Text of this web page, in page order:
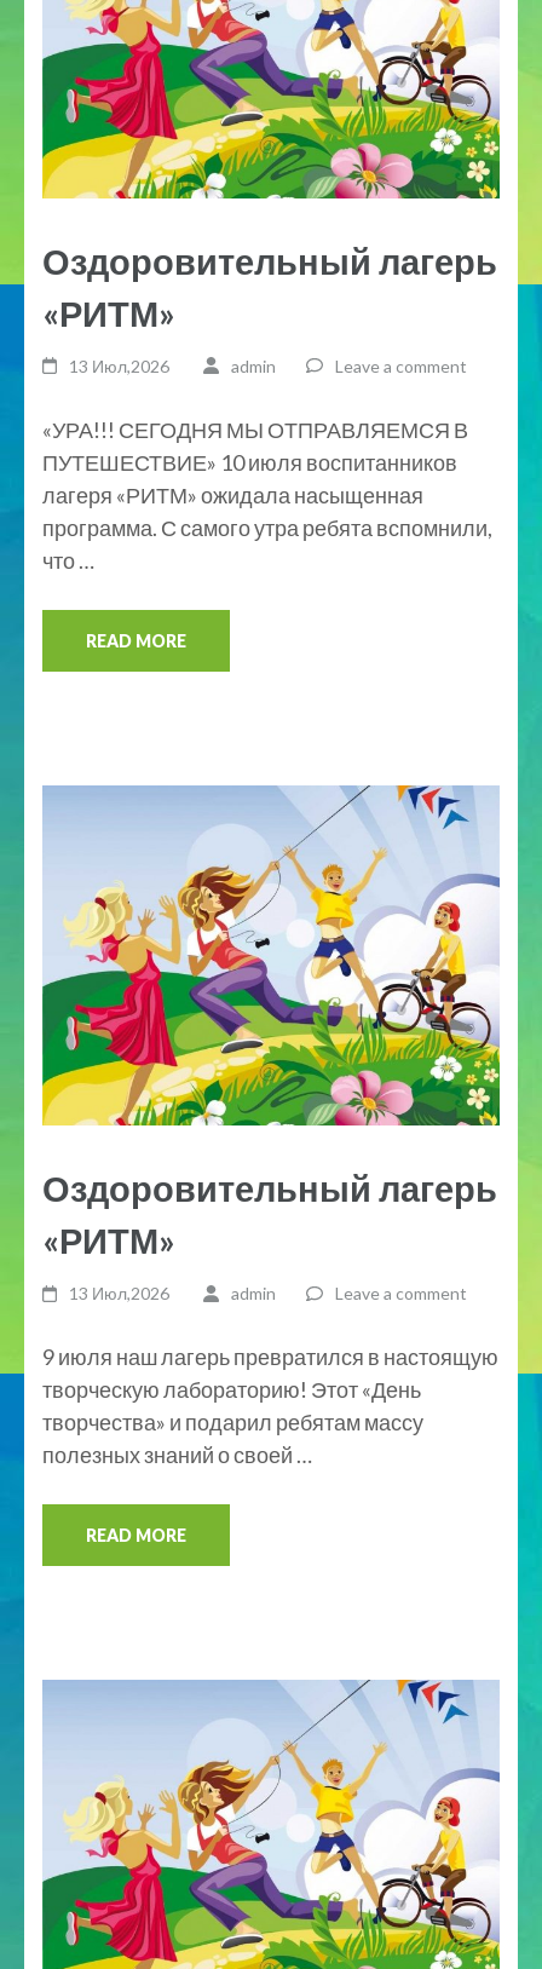
Оздоровительный лагерь
«РИТМ»
13 Июл,2026 admin Leave a comment
«УРА!!! СЕГОДНЯ МЫ ОТПРАВЛЯЕМСЯ В
ПУТЕШЕСТВИЕ» 10 июля воспитанников
лагеря «РИТМ» ожидала насыщенная
программа. С самого утра ребята вспомнили,
что …
READ MORE
Оздоровительный лагерь
«РИТМ»
13 Июл,2026 admin Leave a comment
9 июля наш лагерь превратился в настоящую
творческую лабораторию! Этот «День
творчества» и подарил ребятам массу
полезных знаний о своей …
READ MORE